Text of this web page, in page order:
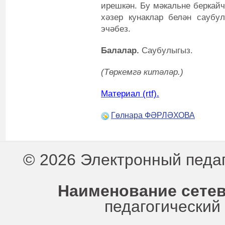
ирешкән. Бу мәкальне
хәзер кунаклар белән
эчәбез.
Балалар. Саубулыгыз.
(Төркемгә китәләр.)
Материал (rtf).
Гөлнара ФӘРЛӘХОВА
© 2026 Электронный
Наименование